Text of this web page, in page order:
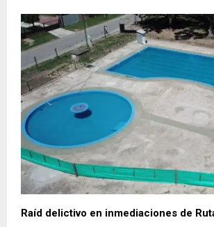
Raíd delictivo en inmediaciones de